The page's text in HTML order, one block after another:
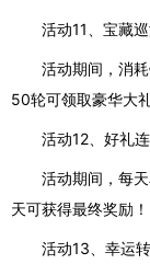
活动11、宝藏
活动期间，消
50轮可领取豪华大
活动12、好礼
活动期间，每
天可获得最终奖励！
活动13、幸运